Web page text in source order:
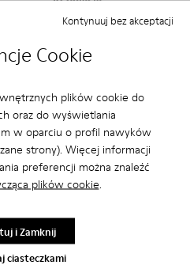
Cookie
plików cookie do
oraz do wyświetlania
w oparciu o profil nawyków
strony). Więcej informacji
preferencji można znaleźć
plików cookie.
ciasteczkami
Kontynuuj bez akceptacji
i Zamknij
Mala Duża
Wąska
temu
bel effet en toutes circonstances.
!
Regulacja